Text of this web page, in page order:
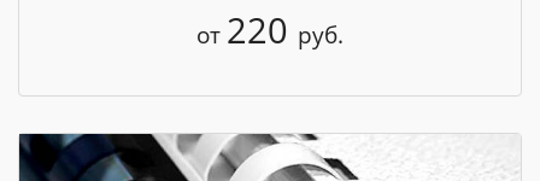
от 220 руб.